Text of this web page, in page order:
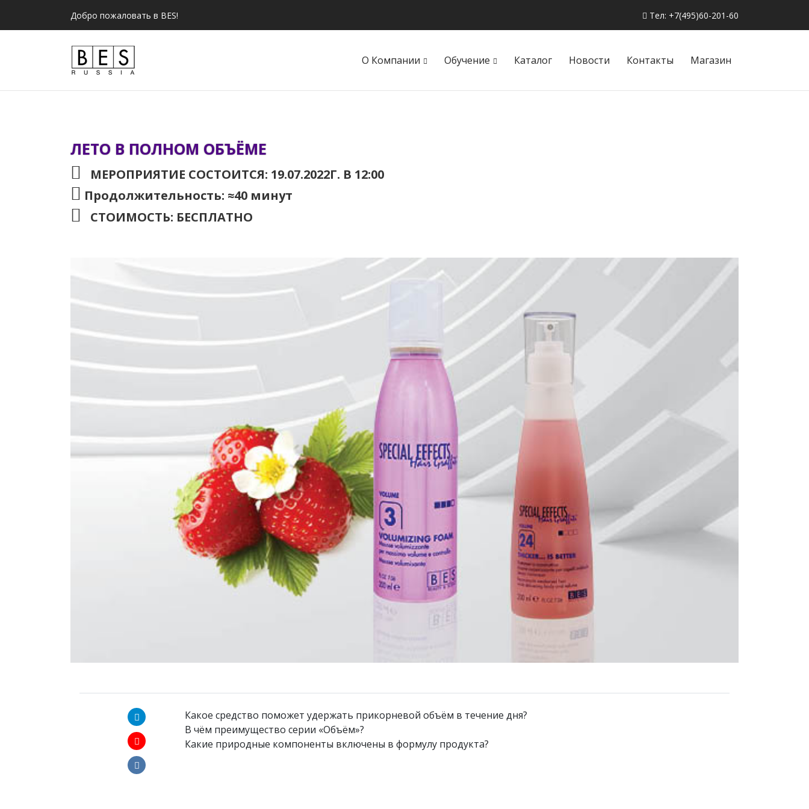
Добро пожаловать в BES! Тел: +7(495)60-201-60
О Компании Обучение Каталог Новости Контакты Магазин
ЛЕТО В ПОЛНОМ ОБЪЁМЕ
МЕРОПРИЯТИЕ СОСТОИТСЯ: 19.07.2022Г. В 12:00
Продолжительность: ≈40 минут
СТОИМОСТЬ: БЕСПЛАТНО
Какое средство поможет удержать прикорневой объём в течение дня?
В чём преимущество серии «Объём»?
Какие природные компоненты включены в формулу продукта?